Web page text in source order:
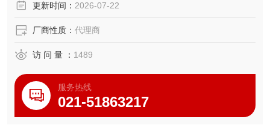
更新时间： 2026-07-22
厂商性质： 代理商
访 问 量 ： 1489
服务热线
021-51863217